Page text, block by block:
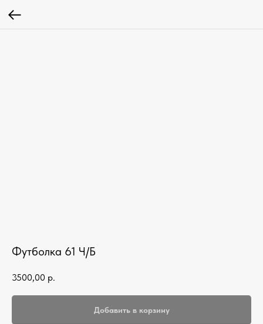
Футболка 61 Ч/Б
3500,00 р.
Добавить в корзину